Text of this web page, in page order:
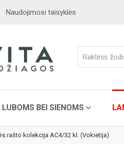
Naudojimosi taisyklės
BEI SIENOMS
rašto kolekcija AC4/32 kl. (Vokietija)